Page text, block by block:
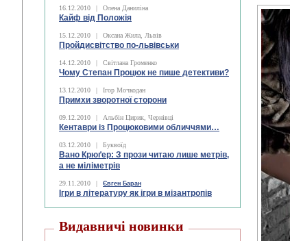
16.12.2010 | Олена Даниліна
Кайф від Положія
15.12.2010 | Оксана Жила, Львів
Пройдисвітство по-львівськи
14.12.2010 | Світлана Громенко
Чому Степан Процюк не пише детективи?
13.12.2010 | Ігор Мочкодан
Примхи зворотної сторони
09.12.2010 | Альбін Цирик, Чернівці
Кентаври із Процюковими обличчями…
03.12.2010 | Буквоїд
Вано Крюґер: З прози читаю лише метрів,
а не міліметрів
29.11.2010 | Євген Баран
Ігри в літературу як ігри в мізантропів
Видавничі новинки